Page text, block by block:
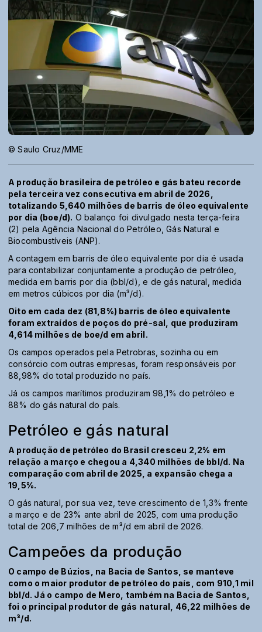
© Saulo Cruz/MME
A produção brasileira de petróleo e gás bateu recorde
pela terceira vez consecutiva em abril de 2026,
totalizando 5,640 milhões de barris de óleo equivalente
por dia (boe/d). O balanço foi divulgado nesta terça-feira
(2) pela Agência Nacional do Petróleo, Gás Natural e
Biocombustíveis (ANP).
A contagem em barris de óleo equivalente por dia é usada
para contabilizar conjuntamente a produção de petróleo,
medida em barris por dia (bbl/d), e de gás natural, medida
em metros cúbicos por dia (m³/d).
Oito em cada dez (81,8%) barris de óleo equivalente
foram extraídos de poços do pré-sal, que produziram
4,614 milhões de boe/d em abril.
Os campos operados pela Petrobras, sozinha ou em
consórcio com outras empresas, foram responsáveis por
88,98% do total produzido no país.
Já os campos marítimos produziram 98,1% do petróleo e
88% do gás natural do país.
Petróleo e gás natural
A produção de petróleo do Brasil cresceu 2,2% em
relação a março e chegou a 4,340 milhões de bbl/d. Na
comparação com abril de 2025, a expansão chega a
19,5%.
O gás natural, por sua vez, teve crescimento de 1,3% frente
a março e de 23% ante abril de 2025, com uma produção
total de 206,7 milhões de m³/d em abril de 2026.
Campeões da produção
O campo de Búzios, na Bacia de Santos, se manteve
como o maior produtor de petróleo do país, com 910,1 mil
bbl/d. Já o campo de Mero, também na Bacia de Santos,
foi o principal produtor de gás natural, 46,22 milhões de
m³/d.